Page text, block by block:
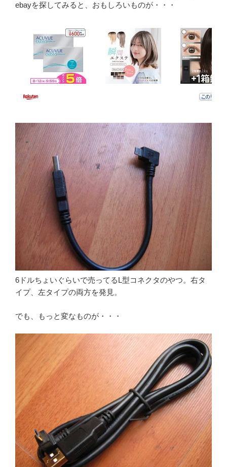
ebayを探してみると、おもしろいものが・・・
6ドルちょいぐらいで売ってるL型コネクタのやつ。右タ
イプ、左タイプの両方を発見。
でも、もっと変なものが・・・